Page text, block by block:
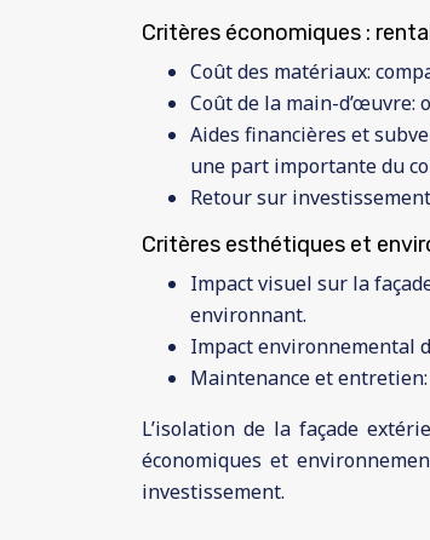
Critères économiques :
Coût des matériaux:
Coût de la main-
Aides financières et
une part importante du
Retour sur
Critères esthétiques et
Impact visuel sur la
environnant.
Impact environnemental
Maintenance et
L’isolation de la façade
économiques et
investissement.